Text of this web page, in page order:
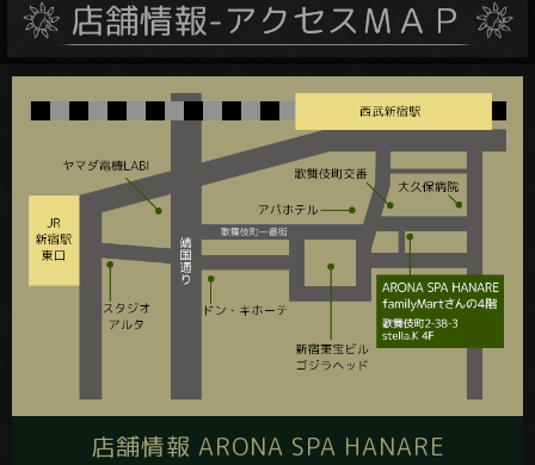
店舗情報 ARONA SPA HANARE